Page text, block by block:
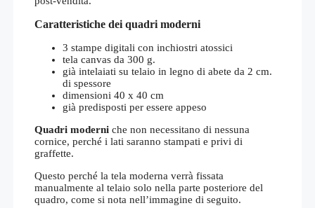
Caratteristiche dei quadri moderni
3 stampe digitali con inchiostri atossici
tela canvas da 300 g.
già intelaiati su telaio in legno di abete da 2 cm.
di spessore
dimensioni 40 x 40 cm
già predisposti per essere appeso
Quadri moderni che non necessitano di nessuna
cornice, perché i lati saranno stampati e privi di
graffette.
Questo perché la tela moderna verrà fissata
manualmente al telaio solo nella parte posteriore del
quadro, come si nota nell’immagine di seguito.